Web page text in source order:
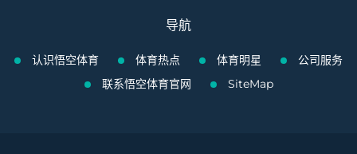
导航
认识悟空体育 体育热点 体育明星
公司服务
联系悟空体育官网
SiteMap